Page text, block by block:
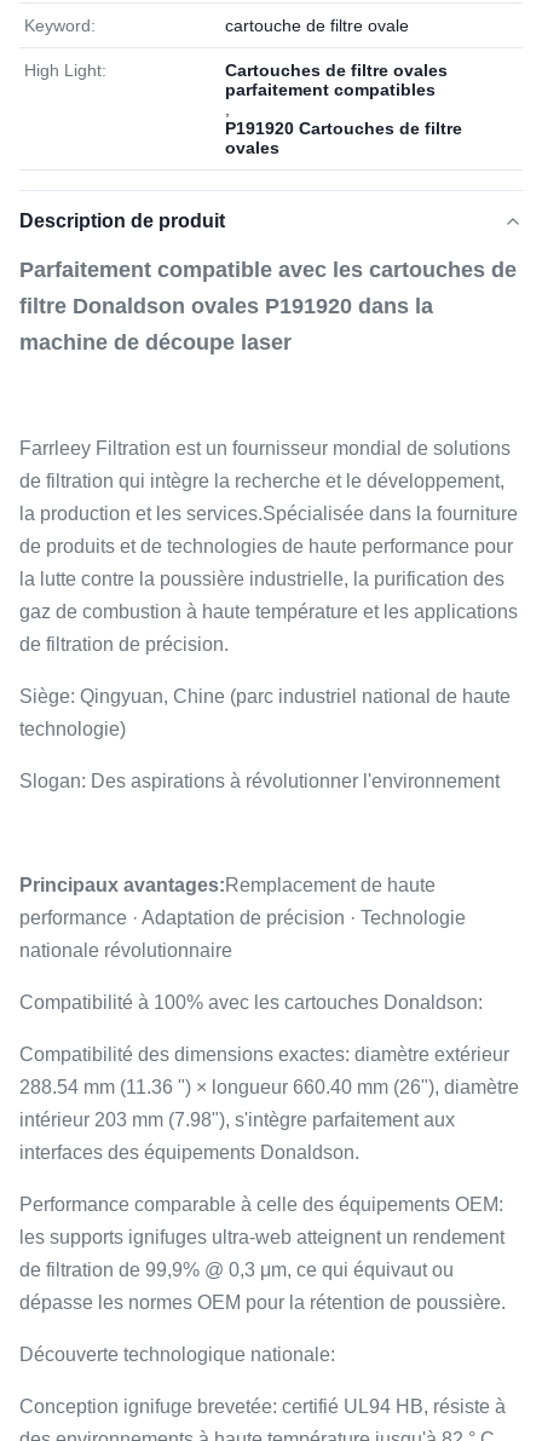
Keyword: cartouche de filtre ovale
High Light:
Cartouches de filtre ovales
parfaitement compatibles
P191920 Cartouches de filtre
ovales
Description de produit
Parfaitement compatible avec les cartouches de
filtre Donaldson ovales P191920 dans la
machine de découpe laser
Farrleey Filtration est un fournisseur mondial de solutions
de filtration qui intègre la recherche et le développement,
la production et les services.Spécialisée dans la fourniture
de produits et de technologies de haute performance pour
la lutte contre la poussière industrielle, la purification des
gaz de combustion à haute température et les applications
de filtration de précision.
Siège: Qingyuan, Chine (parc industriel national de haute
technologie)
Slogan: Des aspirations à révolutionner l'environnement
Principaux avantages:Remplacement de haute
performance · Adaptation de précision · Technologie
nationale révolutionnaire
Compatibilité à 100% avec les cartouches Donaldson:
Compatibilité des dimensions exactes: diamètre extérieur
288.54 mm (11.36 ") × longueur 660.40 mm (26"), diamètre
intérieur 203 mm (7.98"), s'intègre parfaitement aux
interfaces des équipements Donaldson.
Performance comparable à celle des équipements OEM:
les supports ignifuges ultra-web atteignent un rendement
de filtration de 99,9% @ 0,3 μm, ce qui équivaut ou
dépasse les normes OEM pour la rétention de poussière.
Découverte technologique nationale:
Conception ignifuge brevetée: certifié UL94 HB, résiste à